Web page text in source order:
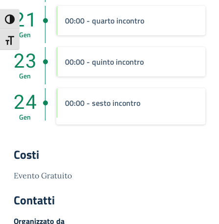
Attiva/disattiva alto contrasto
Attiva/disattiva dimensione testo
21
Gen
00:00 - quarto incontro
23
Gen
00:00 - quinto incontro
24
Gen
00:00 - sesto incontro
Costi
Evento Gratuito
Contatti
Organizzato da